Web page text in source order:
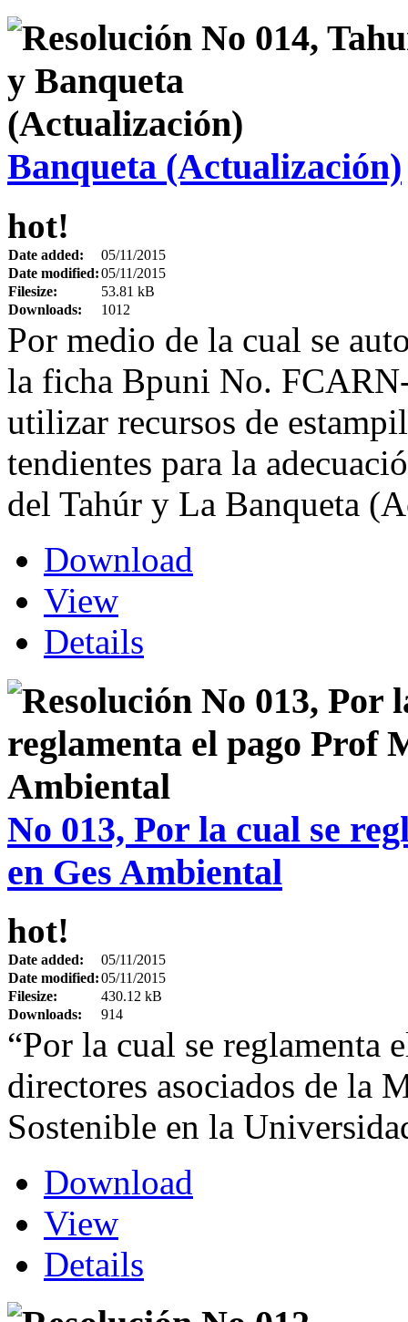
Banqueta (Actualización)
hot!
Date added:
05/11/2015
Date modified:05/11/2015
Filesize:
53.81 kB
Downloads:
1012
Por medio de la cual se
la ficha Bpuni No.
utilizar recursos de
tendientes para la
del Tahúr y La Banqueta
Download
View
Details
No 013, Por la cual se
en Ges Ambiental
hot!
Date added:
05/11/2015
Date modified:05/11/2015
Filesize:
430.12 kB
Downloads:
914
“Por la cual se reglamenta
directores asociados de la
Sostenible en la
Download
View
Details